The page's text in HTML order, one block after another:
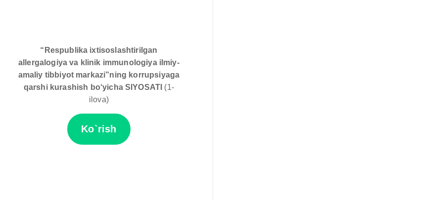
“Respublika ixtisoslashtirilgan
allergalogiya va klinik immunologiya ilmiy-
amaliy tibbiyot markazi”ning korrupsiyaga
qarshi kurashish bo‘yicha SIYOSATI (1-
ilova)
Ko`rish